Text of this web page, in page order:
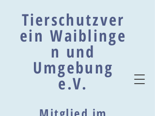
Tierschutzver
ein Waiblinge
n und
Umgebung
e.V.